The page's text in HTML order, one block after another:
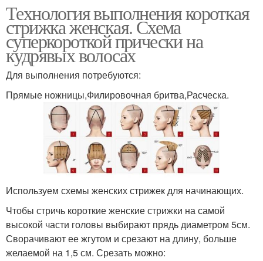
Технология выполнения короткая
стрижка женская. Схема
суперкороткой прически на
кудрявых волосах
Для выполнения потребуются:
Прямые ножницы,Филировочная бритва,Расческа.
Используем схемы женских стрижек для начинающих.
Чтобы стричь короткие женские стрижки на самой
высокой части головы выбирают прядь диаметром 5см.
Сворачивают ее жгутом и срезают на длину, больше
желаемой на 1,5 см. Срезать можно: